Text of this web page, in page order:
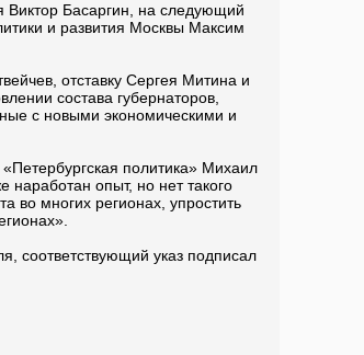
Виктор Басаргин, на следующий
и развития Москвы Максим
отставку Сергея Митина и
состава губернаторов,
с новыми экономическими и
политика» Михаил
наработан опыт, но нет такого
во многих регионах, упростить
соответствующий указ подписал